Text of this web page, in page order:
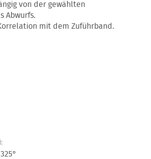
von der gewählten
Abwurfs.
mit dem Zuführband.